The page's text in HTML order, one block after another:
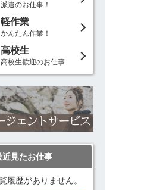
派遣のお仕事！
軽作業
かんたん作業！
高校生
高校生歓迎のお仕事
近見たお仕事
履歴がありません。